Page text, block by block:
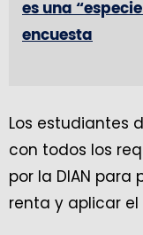
es una
encuesta
Los estudiantes
con todos los
por la DIAN
renta y aplicar